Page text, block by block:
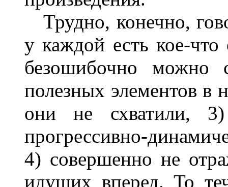
Трудно, конечно,
у каждой есть кое-
безошибочно можно
полезных элементов в
они не схватили,
прогрессивно-
4) совершенно не
идущих вперед. То